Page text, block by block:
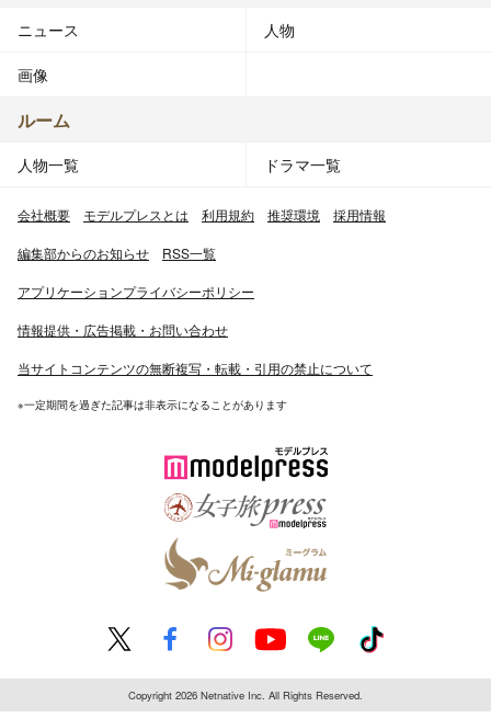
ニュース 人物
画像
ルーム
人物一覧 ドラマ一覧
会社概要 モデルプレスとは 利用規約 推奨環境 採用情報
編集部からのお知らせ RSS一覧
アプリケーションプライバシーポリシー
情報提供・広告掲載・お問い合わせ
当サイトコンテンツの無断複写・転載・引用の禁止について
※一定期間を過ぎた記事は非表示になることがあります
Copyright 2026 Netnative Inc. All Rights Reserved.